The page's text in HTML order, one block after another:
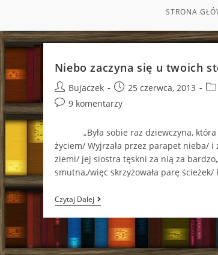
STRONA
Niebo zaczyna się u twoich
Post
author:
Bujaczek
Post
published:
25 czerwca, 2013
Post9 komentarzy
„Była sobie raz dziewczyna, która
życiem/ Wyjrzała przez parapet nieba/ i
ziemi/ jej siostra tęskni za nią za
smutna,/więc skrzyżowała parę
Czytaj DalejNiebo
Zaczyna
Się
Twoich
Stóp